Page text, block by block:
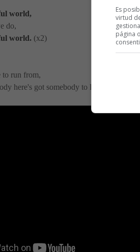
world,
do,
world. (x2)
to run from,
here's got somebody to lean on.
Es
virtud
página